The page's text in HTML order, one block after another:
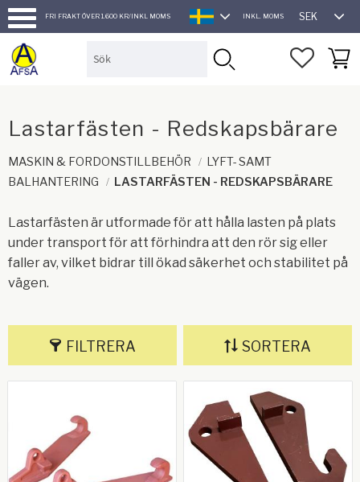
Meny
FRI FRAKT ÖVER 1.600 KR/INKL MOMS
SVENSKA
INKL. MOMS SEK
Lastarfästen - Redskapsbärare
MASKIN & FORDONSTILLBEHÖR
LYFT- SAMT
BALHANTERING
LASTARFÄSTEN - REDSKAPSBÄRARE
Lastarfästen är utformade för att hålla lasten på plats
under transport för att förhindra att den rör sig eller
faller av, vilket bidrar till ökad säkerhet och stabilitet på
vägen.
FILTRERA SORTERA